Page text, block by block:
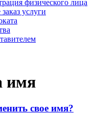
физического лица
услуги
имя
свое имя?